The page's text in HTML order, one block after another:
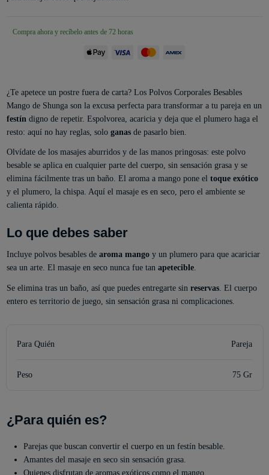
Compra ahora y recíbelo antes de 72 horas
¿Te apetece un postre fuera de carta? Los Polvos Corporales Besables
Mango de Shunga son la excusa perfecta para transformar a tu pareja en un
festíndigno de repetir. Espolvorea, acaricia y deja que el plumero haga el
resto: aquí no hay reglas, solo ganasde pasarlo bien.
Olvídate de los masajes aburridos y de las manos pringosas: este polvo
besable se aplica en cualquier parte del cuerpo, sin sensación grasa y se
elimina fácilmente tras un baño. El aroma a mango pone el toque exótico
y el plumero, la chispa. Aquí el masaje es en seco, pero el ambiente se
calienta rápido.
Lo que debes saber
Incluye polvos besables de aroma mangoy un plumero para que acariciar
sea un arte. El masaje en seco nunca fue tan apetecible.
Se elimina tras un baño, así que puedes entregarte sin reservas. El cuerpo
entero es territorio de juego, sin sensación grasa ni complicaciones.
Para Quién Pareja
Peso 75 Gr
¿Para quién es?
Parejas que buscan convertir el cuerpo en un festín besable.
Amantes del masaje en seco sin sensación grasa.
Quienes disfrutan de aromas exóticos como el mango.